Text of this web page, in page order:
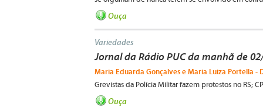
Ouça
Variedades
Jornal da Rádio PUC da manhã de
Maria Eduarda Gonçalves e Maria Luiza Portella -
Grevistas da Polícia Militar fazem protestos no RS;
Ouça